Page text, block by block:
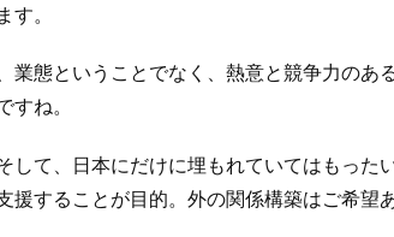
。
業態ということでなく、熱意と競争力のあ
ね。
して、日本にだけに埋もれていてはもった
援することが目的。外の関係構築はご希